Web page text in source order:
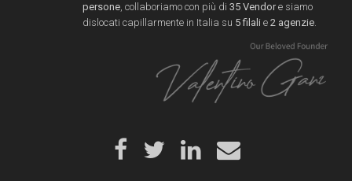
persone, collaboriamo con più di 35 Vendore siamo
dislocati capillarmente in Italia su 5 filali e 2 agenzie.